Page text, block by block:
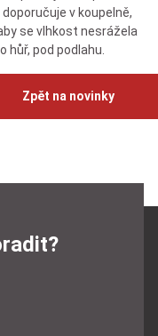
v koupelně,
se vlhkost nesrážela
hůř, pod podlahu.
Zpět na novinky